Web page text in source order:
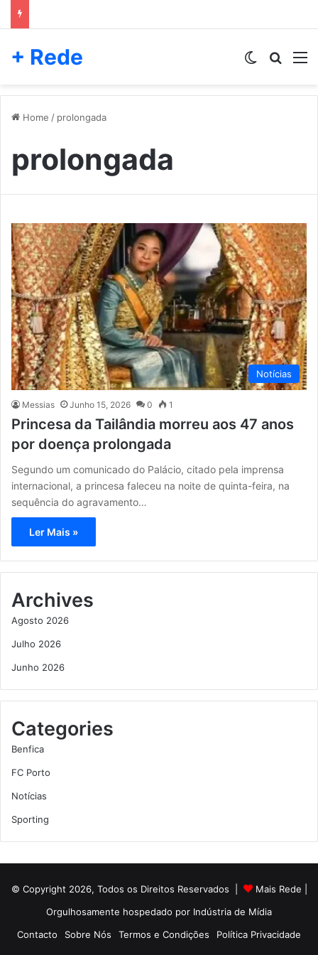
+ Rede Switch skin
Home / prolongada
prolongada
Notícias
Messias Junho 15, 2026 0 1
Princesa da Tailândia morreu aos 47 anos
por doença prolongada
Segundo um comunicado do Palácio, citado pela imprensa
internacional, a princesa faleceu na noite de quinta-feira, na
sequência do agravamento…
Ler Mais »
Archives
Agosto 2026
Julho 2026
Junho 2026
Categories
Benfica
FC Porto
Notícias
Sporting
© Copyright 2026, Todos os Direitos Reservados | Mais Rede
Orgulhosamente hospedado por Indústria de Mídia
Contacto
Sobre Nós Termos e Condições Política Privacidade